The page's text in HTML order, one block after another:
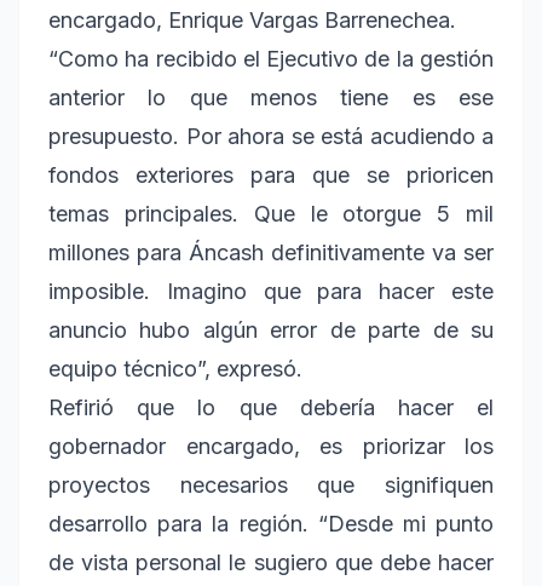
encargado, Enrique Vargas Barrenechea.
“Como ha recibido el Ejecutivo de la gestión
anterior lo que menos tiene es ese
presupuesto. Por ahora se está acudiendo a
fondos exteriores para que se prioricen
temas principales. Que le otorgue 5 mil
millones para Áncash definitivamente va ser
imposible. Imagino que para hacer este
anuncio hubo algún error de parte de su
equipo técnico”, expresó.
Refirió que lo que debería hacer el
gobernador encargado, es priorizar los
proyectos necesarios que signifiquen
desarrollo para la región. “Desde mi punto
de vista personal le sugiero que debe hacer